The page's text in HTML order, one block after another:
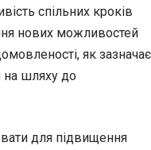
спільних кроків
нових можливостей
як зазначає
шляху до
для підвищення